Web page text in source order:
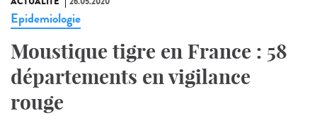
Epidemiologie
Moustique tigre en France : 58
départements en vigilance
rouge